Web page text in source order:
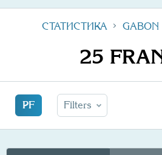
СТАТИСТИКА GABON
25
PF Filters